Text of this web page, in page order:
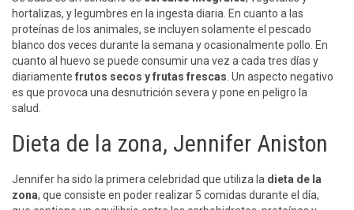
hortalizas, y legumbres en la ingesta diaria. En cuanto a las
proteínas de los animales, se incluyen solamente el pescado
blanco dos veces durante la semana y ocasionalmente pollo. En
cuanto al huevo se puede consumir una vez a cada tres días y
diariamente frutos secos y frutas frescas . Un aspecto negativo
es que provoca una desnutrición severa y pone en peligro la
salud.
Dieta de la zona, Jennifer Aniston
Jennifer ha sido la primera celebridad que utiliza la dieta de la
zona, que consiste en poder realizar 5 comidas durante el día,